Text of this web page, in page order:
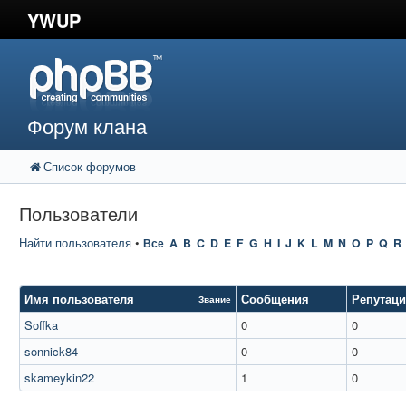
YWUP
Форум клана
Список форумов
Пользователи
Найти пользователя • Все A B C D E F G H I J K L M N O P Q R
Имя пользователя
Звание Сообщения
Soffka
0 0
sonnick84
0 0
skameykin22
1 0